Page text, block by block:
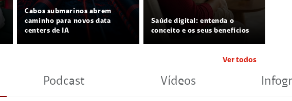
Cabos submarinos abrem
caminho para novos data
centers de IA
Saúde digital: entenda o
conceito e os seus benefícios
Ver todos
Podcast Vídeos